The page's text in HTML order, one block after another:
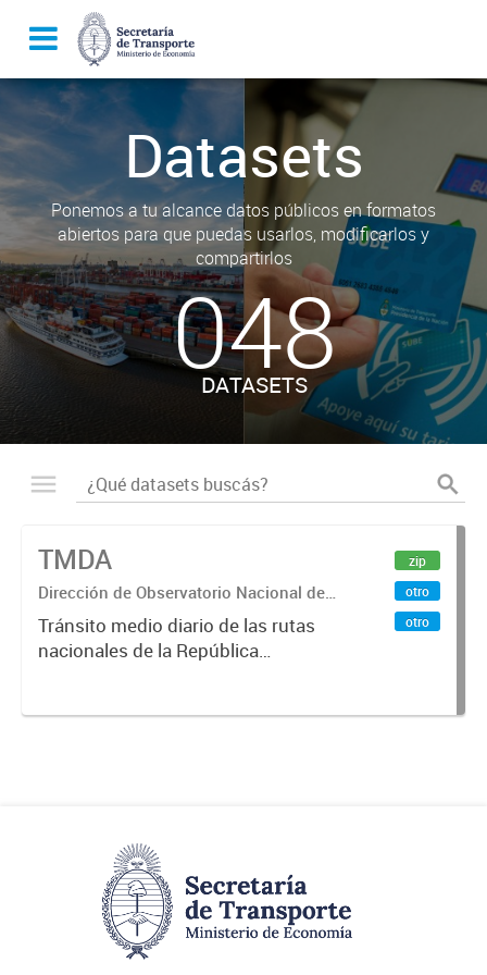
Datasets
Ponemos a tu alcance datos públicos en formatos
abiertos para que puedas usarlos, modificarlos y
compartirlos
048
DATASETS
TMDA
Dirección de Observatorio Nacional de
Transporte
Tránsito medio diario de las rutas
nacionales de la República
2017.
zip
otro
otro